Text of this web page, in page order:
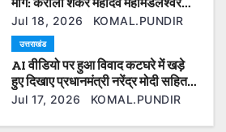
बोले— श्रद्धालुओं की आस्था से खिलवाड़
बर्दाश्त नहीं
Jul 18, 2026 KOMAL.PUNDIR
उत्तराखंड
AI वीडियो पर हुआ विवाद कटघरे में खड़े
हुए दिखाए प्रधानमंत्री नरेंद्र मोदी सहित
कई ओर नेता फेसबुक यूजर के खिलाफ की
Jul 17, 2026 KOMAL.PUNDIR